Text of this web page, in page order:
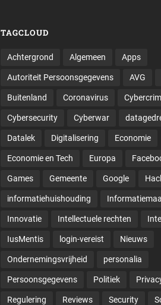
TAGCLOUD
Achtergrond Algemeen Apps
Autoriteit Persoonsgegevens AVG
Buitenland Coronavirus
Cybersecurity Cyberwar
Datalek Digitalisering Economie
Economie en Tech Europa
Games Gemeente Google
informatiehuishouding
Innovatie Intellectuele rechten
IusMentis login-vereist Nieuws
Ondernemingsvrijheid personalia
Persoonsgegevens Politiek
Regulering Reviews Security